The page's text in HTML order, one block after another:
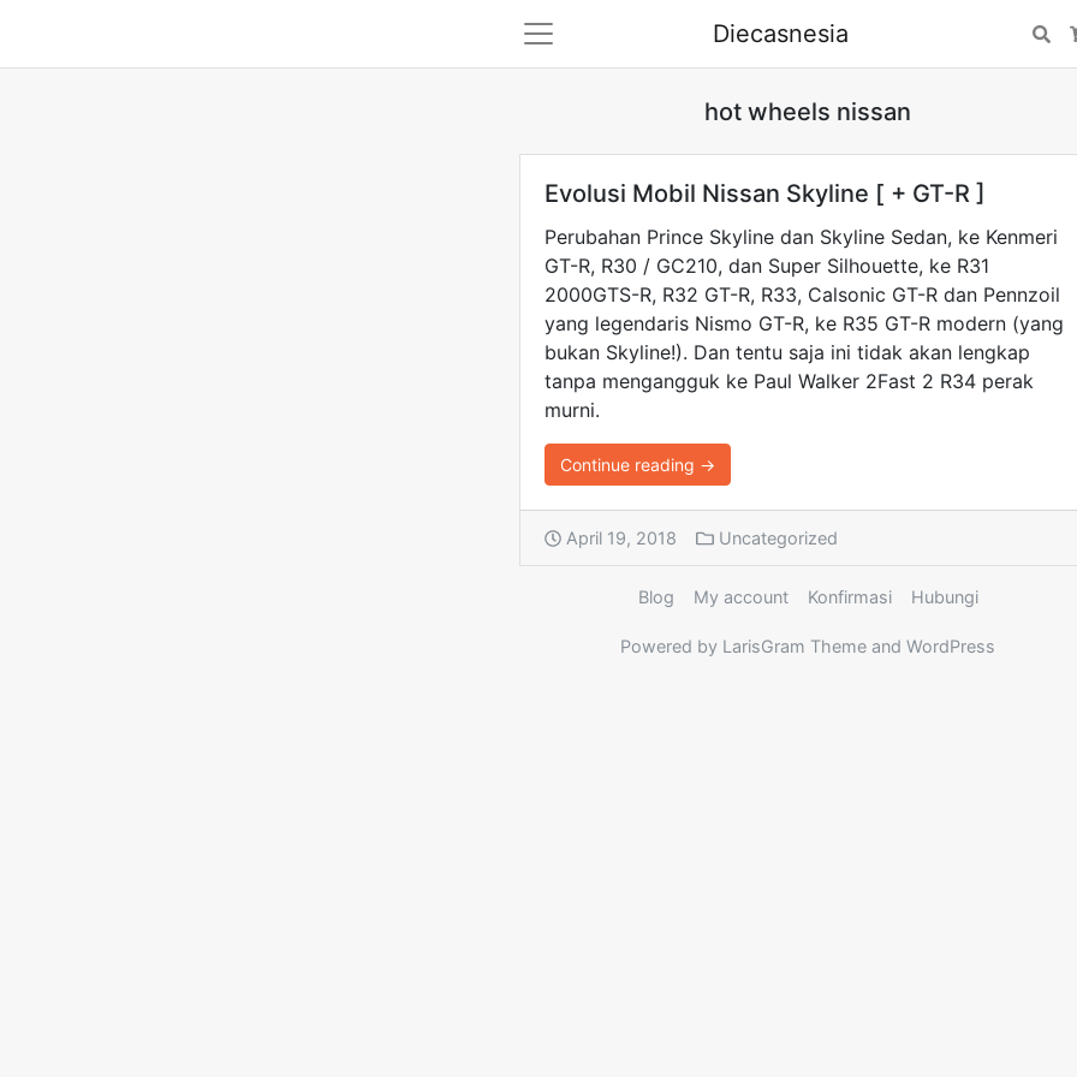
Diecasnesia
hot wheels nissan
Evolusi Mobil Nissan Skyline [ + GT-R ]
Perubahan Prince Skyline dan Skyline Sedan, ke Kenmeri
GT-R, R30 / GC210, dan Super Silhouette, ke R31
2000GTS-R, R32 GT-R, R33, Calsonic GT-R dan Pennzoil
yang legendaris Nismo GT-R, ke R35 GT-R modern (yang
bukan Skyline!). Dan tentu saja ini tidak akan lengkap
tanpa mengangguk ke Paul Walker 2Fast 2 R34 perak
murni.
Continue reading →
April 19, 2018 Uncategorized
Blog My account Konfirmasi Hubungi
Powered by LarisGram Theme and WordPress